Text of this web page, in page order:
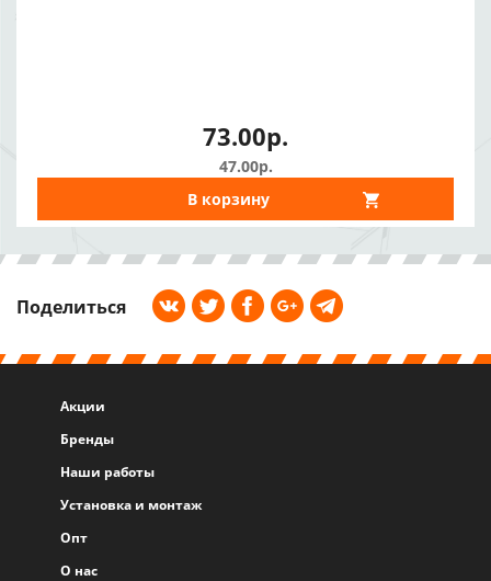
73.00р.
47.00р.
В корзину
Поделиться
Акции
Бренды
Наши работы
Установка и монтаж
Опт
О нас